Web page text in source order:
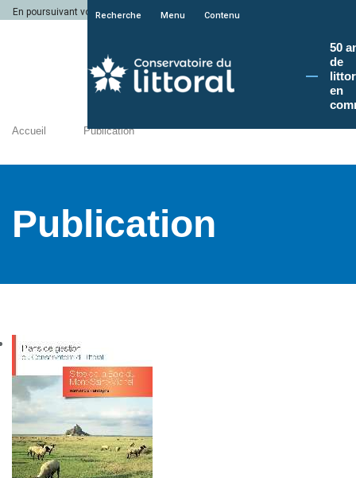
En poursuivant votre navigation sur le site du Conservatoire du littoral, vous
Recherche Menu Contenu
50
de
en
Accueil Publication
Publication